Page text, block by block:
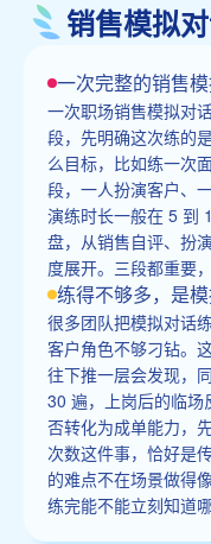
销售模拟
一次完整的销售
一次职场销售模拟对
段，先明确这次练的
么目标，比如练一次
段，一人扮演客户、
演练时长一般在 5 到
盘，从销售自评、扮
度展开。三段都重要
练得不够多，是
很多团队把模拟对话
客户角色不够刁钻。
往下推一层会发现，
30 遍，上岗后的临场
否转化为成单能力，
次数这件事，恰好是
的难点不在场景做得
练完能不能立刻知道哪